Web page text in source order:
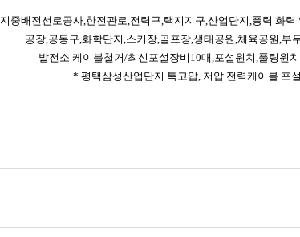
지중배전선로공사,한전관로,전력구,택지지구,산업단지,풍력 화력
공장,공동구,화학단지,스키장,골프장,생태공원,체육공원,부
발전소 케이블철거/최신포설장비10대,포설윈치,풀링윈
* 평택삼성산업단지 특고압, 저압 전력케이블 포